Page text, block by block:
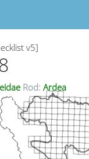
v5]
Rod: Ardea